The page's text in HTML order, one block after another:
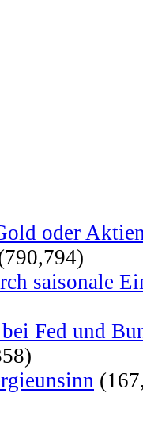
oder
saisonale
Fed und